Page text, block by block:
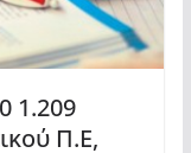
1.209
Π.Ε,